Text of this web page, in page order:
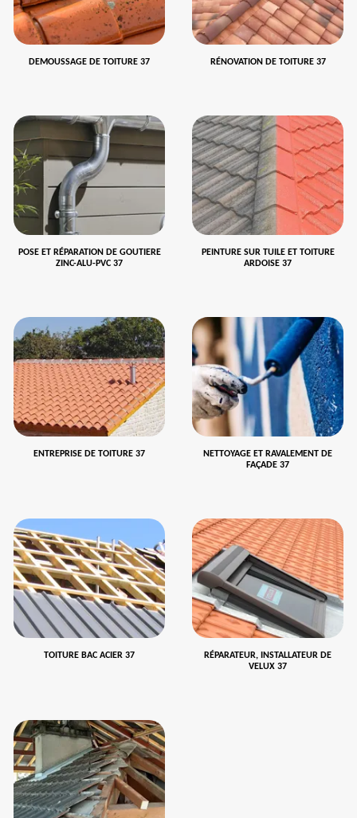
DEMOUSSAGE DE TOITURE 37 RÉNOVATION DE TOITURE 37
POSE ET RÉPARATION DE GOUTIERE
ZINC-ALU-PVC 37
PEINTURE SUR TUILE ET TOITURE
ARDOISE 37
ENTREPRISE DE TOITURE 37
NETTOYAGE ET RAVALEMENT DE
FAÇADE 37
TOITURE BAC ACIER 37
RÉPARATEUR, INSTALLATEUR DE
VELUX 37